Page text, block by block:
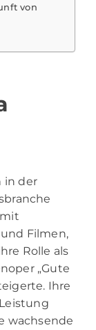
von
in der
Filmen,
Rolle als
„Gute
Ihre
wachsende